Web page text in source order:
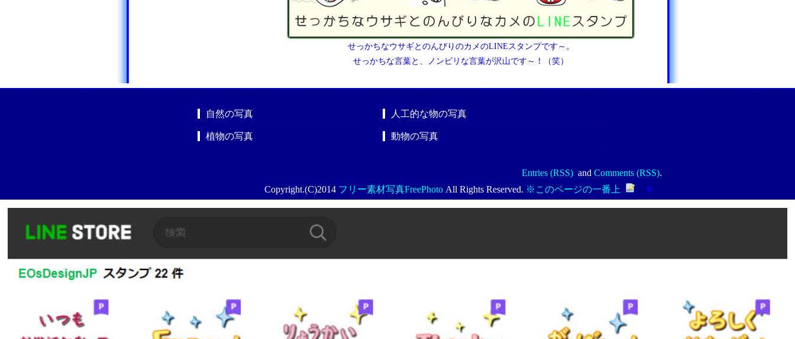
せっかちなウサギとのんびりのカメのLINEスタンプです～。
せっかちな言葉と、ノンビリな言葉が沢山です～！（笑）
自然の写真
植物の写真
人工的な物の写真
動物の写真
Entries (RSS). and Comments (RSS).
Copyright.(C)2014 フリー素材写真FreePhoto.All Rights Reserved. ※このページの一番上. ■